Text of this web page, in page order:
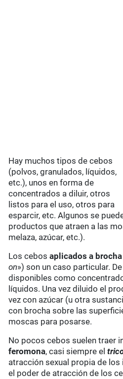
Hay muchos tipos de cebos
(polvos, granulados, líquidos,
etc.), unos en forma de
concentrados a diluir, otros
listos para el uso, otros para
esparcir, etc. Algunos se
productos que atraen a las
melaza, azúcar, etc.).
Los cebosaplicados a brocha
on») son un caso particular.
disponibles como
líquidos. Una vez diluido el
vez con azúcar (u otra
con brocha sobre las
moscas para posarse.
No pocos cebos suelen traer
feromona, casi siempre el
atracción sexual propia de
el poder de atracción de los